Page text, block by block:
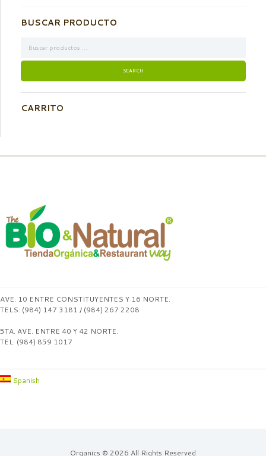
BUSCAR PRODUCTO
CARRITO
AVE. 10 ENTRE CONSTITUYENTES Y 16 NORTE.
TELS: (984) 147 3181 / (984) 267 2208
5TA. AVE. ENTRE 40 Y 42 NORTE.
TEL: (984) 859 1017
Spanish
Organics © 2026 All Rights Reserved